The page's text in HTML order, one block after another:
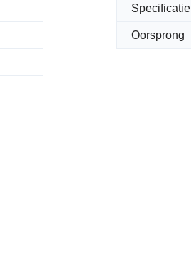
Specificatie
Oorsprong